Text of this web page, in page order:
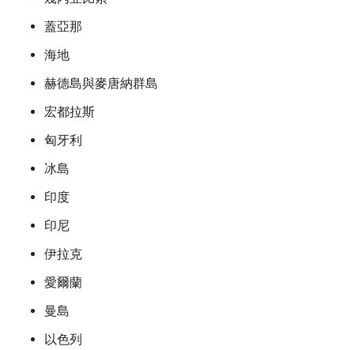
蓋亞那
海地
赫德島與麥唐納群島
宏都拉斯
匈牙利
冰島
印度
印尼
伊拉克
愛爾蘭
曼島
以色列